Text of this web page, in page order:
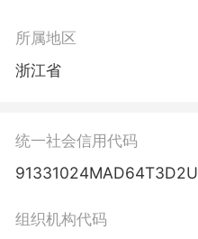
所属地区
浙江省
统一社会信用代码
91331024MAD64T3D2U
组织机构代码